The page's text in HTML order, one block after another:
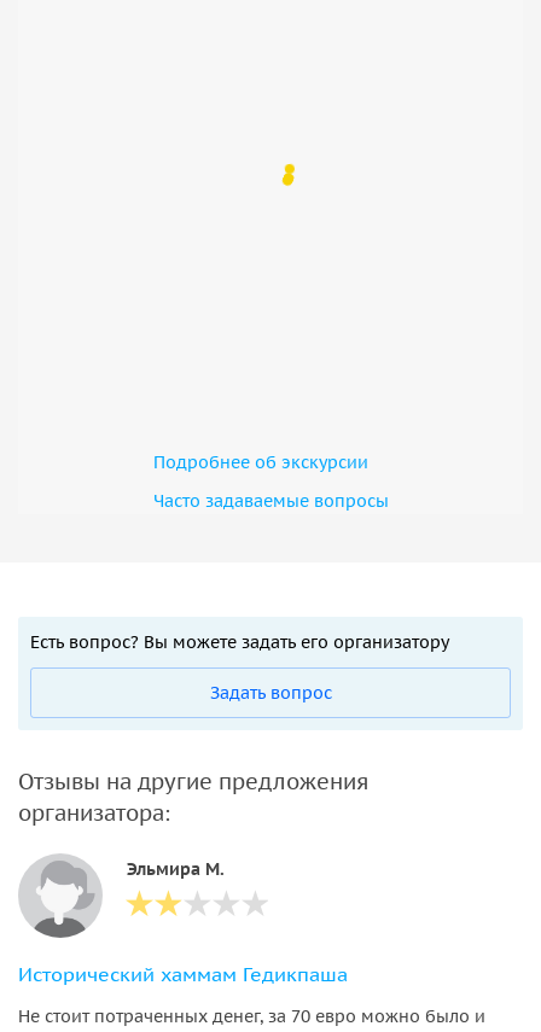
Подробнее об экскурсии
Часто задаваемые вопросы
Есть вопрос? Вы можете задать его организатору
Задать вопрос
Отзывы на другие предложения
организатора:
Эльмира М.
Исторический хаммам Гедикпаша
Не стоит потраченных денег, за 70 евро можно было и